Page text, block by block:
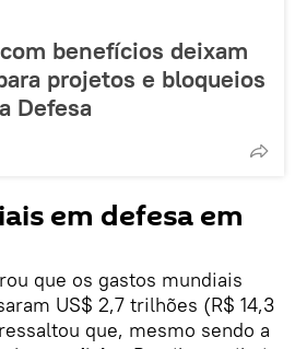
benefícios deixam
projetos e bloqueios
Defesa
em defesa em
que os gastos mundiais
US$ 2,7 trilhões (R$ 14,3
que, mesmo sendo a